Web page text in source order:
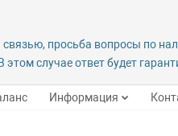
просьба вопросы по
случае ответ будет
Информация